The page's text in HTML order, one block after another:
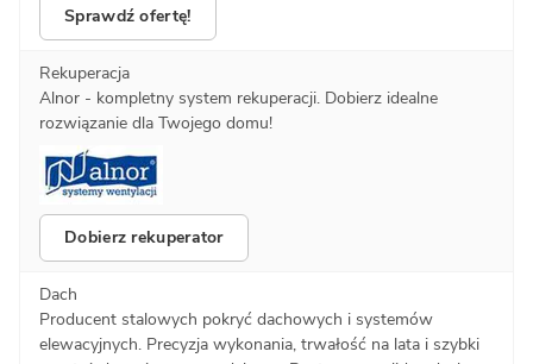
Sprawdź ofertę!
Rekuperacja
Alnor - kompletny system rekuperacji. Dobierz idealne
rozwiązanie dla Twojego domu!
Dobierz rekuperator
Dach
Producent stalowych pokryć dachowych i systemów
elewacyjnych. Precyzja wykonania, trwałość na lata i szybki